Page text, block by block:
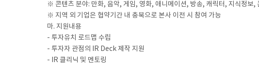
※ 콘텐츠 분야: 만화, 음악, 게임, 영화, 애니메이션, 방송, 캐릭터, 지식정보,
※ 지역 외 기업은 협약기간 내 충북으로 본사 이전 시 참여 가능
마. 지원내용
- 투자유치 로드맵 수립
- 투자자 관점의 IR Deck 제작 지원
- IR 클리닉 및 멘토링